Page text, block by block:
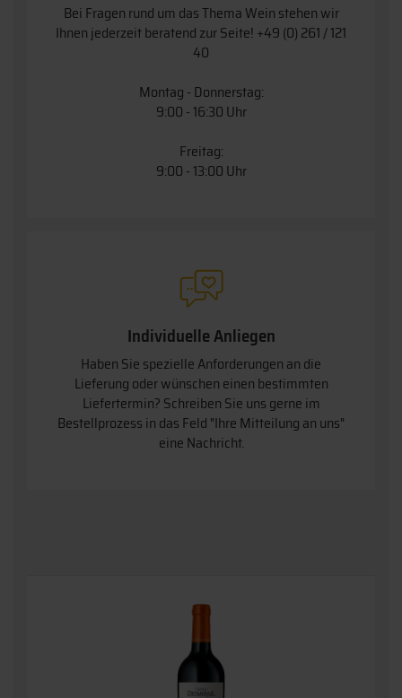
Bei Fragen rund um das Thema Wein stehen wir
Ihnen jederzeit beratend zur Seite! +49 (0) 261 / 121
40
Montag - Donnerstag:
9:00 - 16:30 Uhr
Freitag:
9:00 - 13:00 Uhr
Individuelle Anliegen
Haben Sie spezielle Anforderungen an die
Lieferung oder wünschen einen bestimmten
Liefertermin? Schreiben Sie uns gerne im
Bestellprozess in das Feld "Ihre Mitteilung an uns"
eine Nachricht.